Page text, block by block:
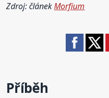
Zdroj: článekMorfium
Příběh